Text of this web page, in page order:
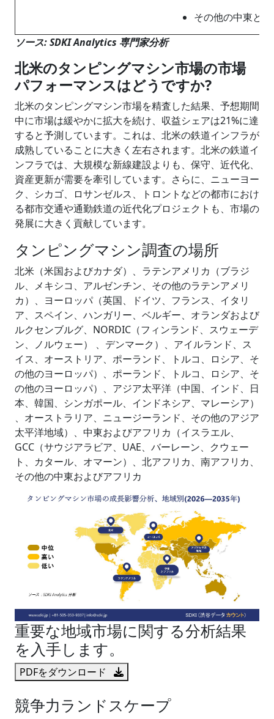
その他の中東と
ソース: SDKI Analytics 専門家分析
北米のタンピングマシン市場の市場
パフォーマンスはどうですか?
北米のタンピングマシン市場を精査した結果、予想期間
中に市場は緩やかに拡大を続け、収益シェアは21%に達
すると予測しています。これは、北米の鉄道インフラが
成熟していることに大きく左右されます。北米の鉄道イ
ンフラでは、大規模な新線建設よりも、保守、近代化、
資産更新が需要を牽引しています。さらに、ニューヨー
ク、シカゴ、ロサンゼルス、トロントなどの都市におけ
る都市交通や通勤鉄道の近代化プロジェクトも、市場の
発展に大きく貢献しています。
タンピングマシン調査の場所
北米（米国およびカナダ）、ラテンアメリカ（ブラジ
ル、メキシコ、アルゼンチン、その他のラテンアメリ
カ）、ヨーロッパ（英国、ドイツ、フランス、イタリ
ア、スペイン、ハンガリー、ベルギー、オランダおよび
ルクセンブルグ、NORDIC（フィンランド、スウェーデ
ン、ノルウェー） 、デンマーク）、アイルランド、ス
イス、オーストリア、ポーランド、トルコ、ロシア、そ
の他のヨーロッパ）、ポーランド、トルコ、ロシア、そ
の他のヨーロッパ）、アジア太平洋（中国、インド、日
本、韓国、シンガポール、インドネシア、マレーシア）
、オーストラリア、ニュージーランド、その他のアジア
太平洋地域）、中東およびアフリカ（イスラエル、
GCC（サウジアラビア、UAE、バーレーン、クウェー
ト、カタール、オマーン）、北アフリカ、南アフリカ、
その他の中東およびアフリカ
重要な地域市場に関する分析結果
を入手します。
PDFをダウンロード
競争力ランドスケープ